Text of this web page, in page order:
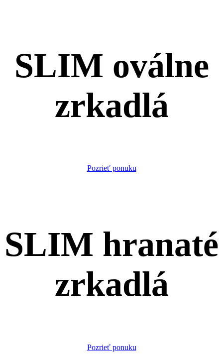
SLIM oválne
zrkadlá
Pozrieť ponuku
SLIM hranaté
zrkadlá
Pozrieť ponuku